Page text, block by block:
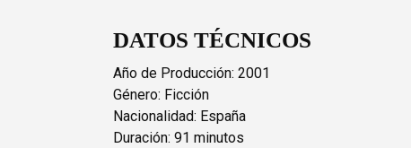
DATOS TÉCNICOS
Año de Producción: 2001
Género: Ficción
Nacionalidad: España
Duración: 91 minutos